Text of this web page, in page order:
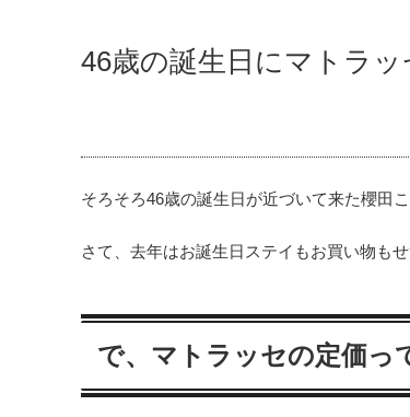
46歳の誕生日にマトラッ
そろそろ46歳の誕生日が近づいて来た櫻田
さて、去年はお誕生日ステイもお買い物も
で、マトラッセの定価っ